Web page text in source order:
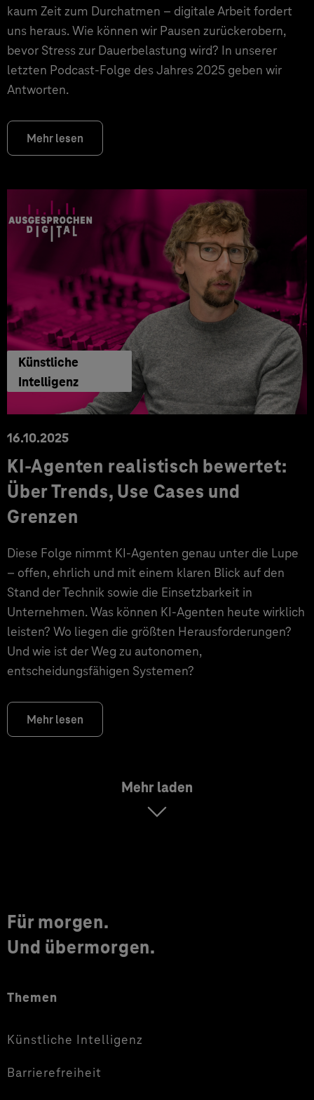
kaum Zeit zum Durchatmen – digitale Arbeit fordert
uns heraus. Wie können wir Pausen zurückerobern,
bevor Stress zur Dauerbelastung wird? In unserer
letzten Podcast-Folge des Jahres 2025 geben wir
Antworten.
Mehr lesen
Künstliche
Intelligenz
16.10.2025
KI-Agenten realistisch bewertet:
Über Trends, Use Cases und
Grenzen
Diese Folge nimmt KI-Agenten genau unter die Lupe
– offen, ehrlich und mit einem klaren Blick auf den
Stand der Technik sowie die Einsetzbarkeit in
Unternehmen. Was können KI-Agenten heute wirklich
leisten? Wo liegen die größten Herausforderungen?
Und wie ist der Weg zu autonomen,
entscheidungsfähigen Systemen?
Mehr lesen
Mehr laden
Für morgen.
Und übermorgen.
Themen
Künstliche Intelligenz
Barrierefreiheit